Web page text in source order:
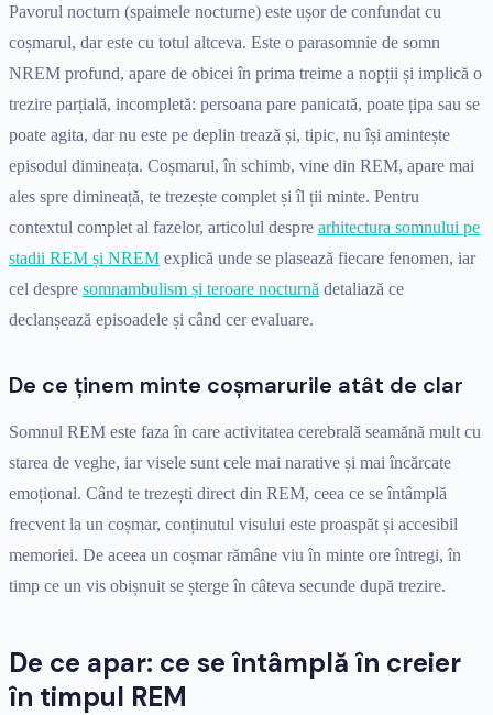
Pavorul nocturn (spaimele nocturne) este ușor de confundat cu
coșmarul, dar este cu totul altceva. Este o parasomnie de somn
NREM profund, apare de obicei în prima treime a nopții și implică o
trezire parțială, incompletă: persoana pare panicată, poate țipa sau se
poate agita, dar nu este pe deplin trează și, tipic, nu își amintește
episodul dimineața. Coșmarul, în schimb, vine din REM, apare mai
ales spre dimineață, te trezește complet și îl ții minte. Pentru
contextul complet al fazelor, articolul despre arhitectura somnului pe
stadii REM și NREM explică unde se plasează fiecare fenomen, iar
cel despre somnambulism și teroare nocturnă detaliază ce
declanșează episoadele și când cer evaluare.
De ce ținem minte coșmarurile atât de clar
Somnul REM este faza în care activitatea cerebrală seamănă mult cu
starea de veghe, iar visele sunt cele mai narative și mai încărcate
emoțional. Când te trezești direct din REM, ceea ce se întâmplă
frecvent la un coșmar, conținutul visului este proaspăt și accesibil
memoriei. De aceea un coșmar rămâne viu în minte ore întregi, în
timp ce un vis obișnuit se șterge în câteva secunde după trezire.
De ce apar: ce se întâmplă în creier
în timpul REM